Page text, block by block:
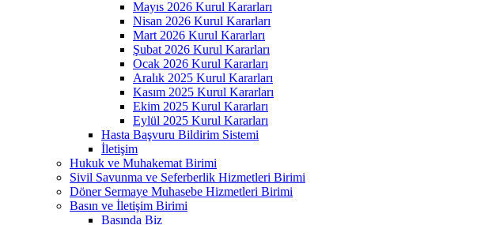
Mayıs 2026 Kurul Kararları
Nisan 2026 Kurul Kararları
Mart 2026 Kurul Kararları
Şubat 2026 Kurul Kararları
Ocak 2026 Kurul Kararları
Aralık 2025 Kurul Kararları
Kasım 2025 Kurul Kararları
Ekim 2025 Kurul Kararları
Eylül 2025 Kurul Kararları
Hasta Başvuru Bildirim Sistemi
İletişim
Hukuk ve Muhakemat Birimi
Sivil Savunma ve Seferberlik Hizmetleri Birimi
Döner Sermaye Muhasebe Hizmetleri Birimi
Basın ve İletişim Birimi
Basında Biz